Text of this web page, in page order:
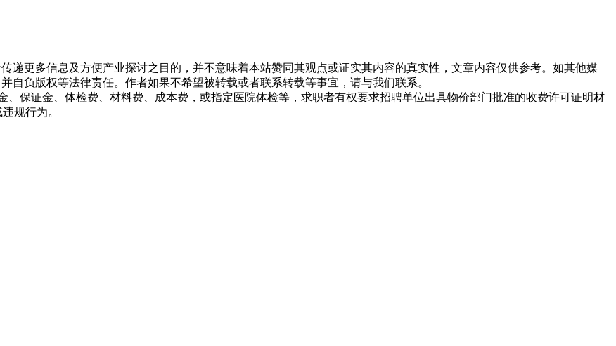
递更多信息及方便产业探讨之目的，并不意味着本站赞同其观点或证实其内容的真实性，文章内容仅供参考。如其他媒
自负版权等法律责任。作者如果不希望被转载或者联系转载等事宜，请与我们联系。
、保证金、体检费、材料费、成本费，或指定医院体检等，求职者有权要求招聘单位出具物价部门批准的收费许可证明材
规行为。